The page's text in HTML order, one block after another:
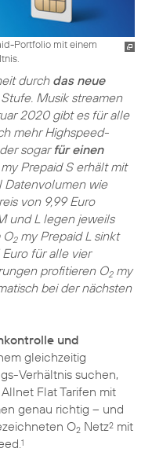
Portfolio mit einem
durch das neue
Musik streamen
2020 gibt es für alle
mehr Highspeed-
sogar für einen
Prepaid S erhält mit
Datenvolumen wie
von 9,99 Euro
und L legen jeweils
O2my Prepaid L sinkt
für alle vier
profitieren O2my
bei der nächsten
und
gleichzeitig
Verhältnis suchen,
Flat Tarifen mit
genau richtig – und
O2 Netz2 mit
1